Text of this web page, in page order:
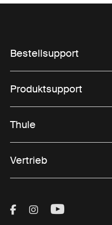
Bestellsupport
Produktsupport
Thule
Vertrieb
Visit Thule on
Visit Thule on
Visit